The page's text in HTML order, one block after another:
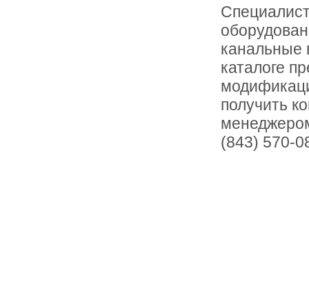
канальные
каталоге
получить
(843) 570-